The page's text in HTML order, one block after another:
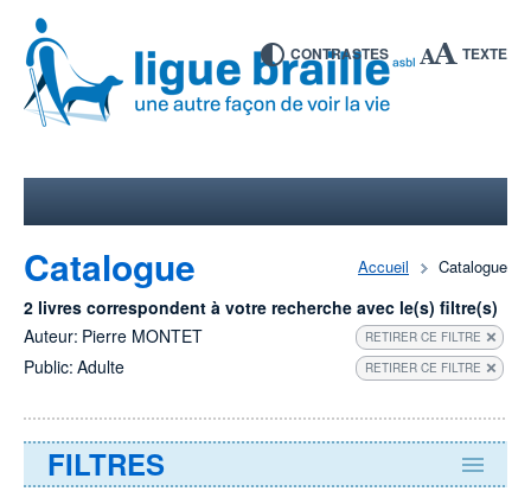
CONTRASTES TEXTE
Accueil Catalogue
Catalogue
2 livres correspondent à votre recherche avec le(s) filtre(s)
Auteur: Pierre MONTET RETIRER CE FILTRE
Public: Adulte RETIRER CE FILTRE
FILTRES